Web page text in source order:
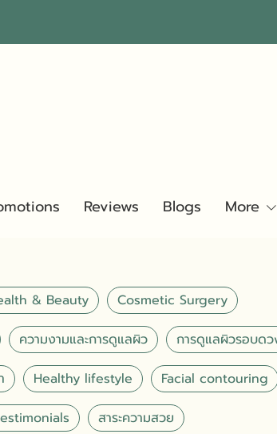
Reviews Blogs More
& Beauty Cosmetic Surgery
ความงามและการดูแลผิว การดูแลผิวรอบดว
Healthy lifestyle Facial contouring
สาระความสวย